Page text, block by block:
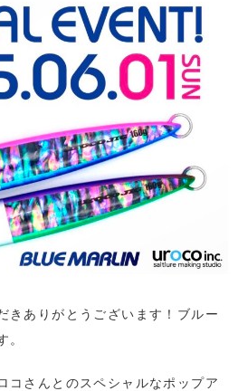
きありがとうございます！ブルー
。
コさんとのスペシャルなポップア